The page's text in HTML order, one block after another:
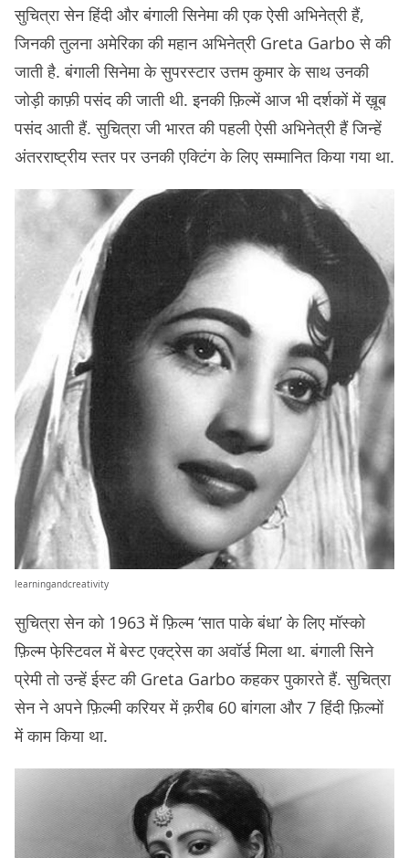
सुचित्रा सेन हिंदी और बंगाली सिनेमा की एक ऐसी अभिनेत्री हैं,
जिनकी तुलना अमेरिका की महान अभिनेत्री Greta Garbo से की
जाती है. बंगाली सिनेमा के सुपरस्टार उत्तम कुमार के साथ उनकी
जोड़ी काफ़ी पसंद की जाती थी. इनकी फ़िल्में आज भी दर्शकों में ख़ूब
पसंद आती हैं. सुचित्रा जी भारत की पहली ऐसी अभिनेत्री हैं जिन्हें
अंतरराष्ट्रीय स्तर पर उनकी एक्टिंग के लिए सम्मानित किया गया था.
learningandcreativity
सुचित्रा सेन को 1963 में फ़िल्म ‘सात पाके बंधा’ के लिए मॉस्को
फ़िल्म फे़स्टिवल में बेस्ट एक्ट्रेस का अवॉर्ड मिला था. बंगाली सिने
प्रेमी तो उन्हें ईस्ट की Greta Garbo कहकर पुकारते हैं. सुचित्रा
सेन ने अपने फ़िल्मी करियर में क़रीब 60 बांगला और 7 हिंदी फ़िल्मों
में काम किया था.